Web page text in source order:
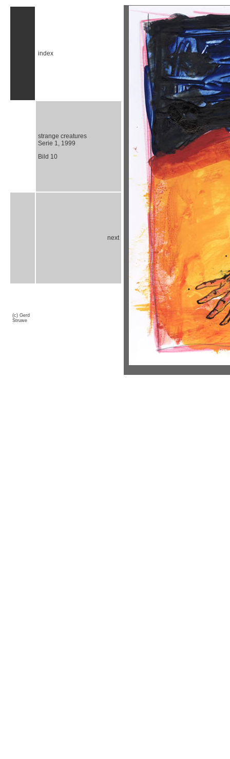
index
strange creatures
Serie 1, 1999
Bild 10
next
(c) Gerd
Struwe